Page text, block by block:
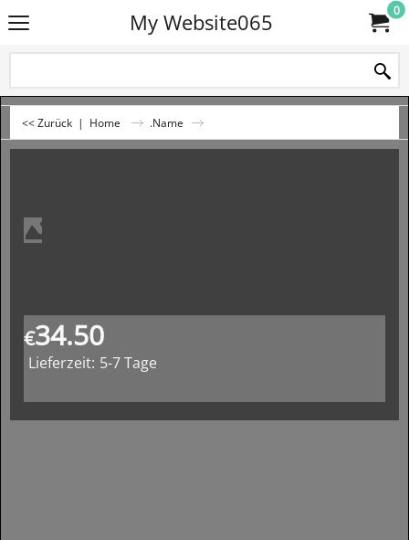
My Website065 0
<< Zurück | Home .Name
€34.50
Lieferzeit: 5-7 Tage